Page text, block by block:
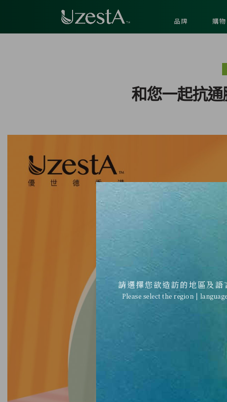
品牌 購物
和您一起抗
請選擇您欲造訪的地區及語
Please select the region | language